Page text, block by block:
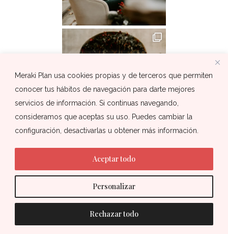
Meraki Plan usa cookies propias y de terceros que permiten
conocer tus hábitos de navegación para darte mejores
servicios de información. Si continuas navegando,
consideramos que aceptas su uso. Puedes cambiar la
configuración, desactivarlas u obtener más información.
Personalizar
Rechazar todo
Aceptar todo